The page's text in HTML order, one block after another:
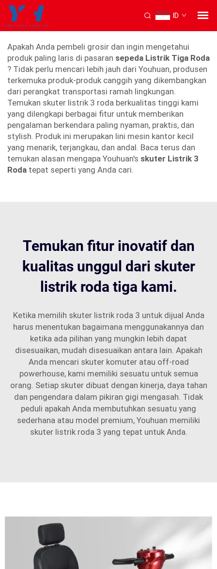
ID
skuter Listrik 3 Roda
Apakah Anda pembeli grosir dan ingin mengetahui
produk paling laris di pasaran sepeda Listrik Tiga Roda
? Tidak perlu mencari lebih jauh dari Youhuan, produsen
terkemuka produk-produk canggih yang dikembangkan
dari perangkat transportasi ramah lingkungan.
Temukan skuter listrik 3 roda berkualitas tinggi kami
yang dilengkapi berbagai fitur untuk memberikan
pengalaman berkendara paling nyaman, praktis, dan
stylish. Produk ini merupakan lini mesin kantor kecil
yang menarik, terjangkau, dan andal. Baca terus dan
temukan alasan mengapa Youhuan's skuter Listrik 3
Roda tepat seperti yang Anda cari.
Temukan fitur inovatif dan
kualitas unggul dari skuter
listrik roda tiga kami.
Ketika memilih skuter listrik roda 3 untuk dijual Anda
harus menentukan bagaimana menggunakannya dan
ketika ada pilihan yang mungkin lebih dapat
disesuaikan, mudah disesuaikan antara lain. Apakah
Anda mencari skuter komuter atau off-road
powerhouse, kami memiliki sesuatu untuk semua
orang. Setiap skuter dibuat dengan kinerja, daya tahan
dan pengendara dalam pikiran gigi mengasah. Tidak
peduli apakah Anda membutuhkan sesuatu yang
sederhana atau model premium, Youhuan memiliki
skuter listrik roda 3 yang tepat untuk Anda.